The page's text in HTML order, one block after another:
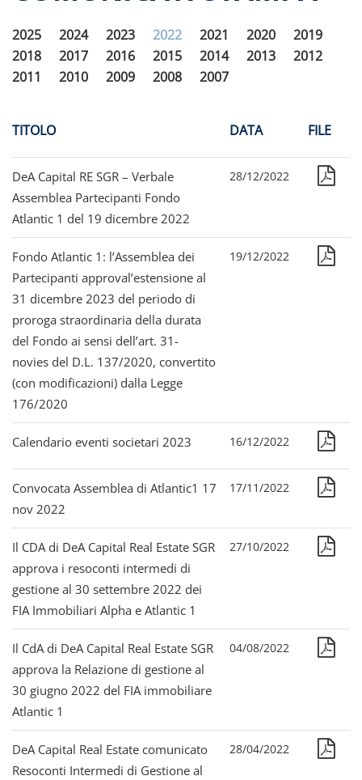
Documenti di offerta
Relazioni di gestione e Resoconti intermedi
Governance
Proroga del fondo
Contatti
Tutti i documenti
2025 2024 2023 2022 2021 2020
2019
2018
2017 2016 2015 2014 2013
2012
2011
2010 2009 2008 2007
TITOLO DATA FILE
DeA Capital RE SGR – Verbale
Assemblea Partecipanti Fondo
Atlantic 1 del 19 dicembre 2022
28/12/2022
Fondo Atlantic 1: l’Assemblea dei
Partecipanti approval’estensione al
31 dicembre 2023 del periodo di
proroga straordinaria della durata
del Fondo ai sensi dell’art. 31-
novies del D.L. 137/2020, convertito
(con modificazioni) dalla Legge
176/2020
19/12/2022
Calendario eventi societari 2023 16/12/2022
Convocata Assemblea di Atlantic1 17
nov 2022
17/11/2022
Il CDA di DeA Capital Real Estate SGR
approva i resoconti intermedi di
gestione al 30 settembre 2022 dei
FIA Immobiliari Alpha e Atlantic 1
27/10/2022
Il CdA di DeA Capital Real Estate SGR
approva la Relazione di gestione al
30 giugno 2022 del FIA immobiliare
Atlantic 1
04/08/2022
DeA Capital Real Estate comunicato
Resoconti Intermedi di Gestione al
28/04/2022